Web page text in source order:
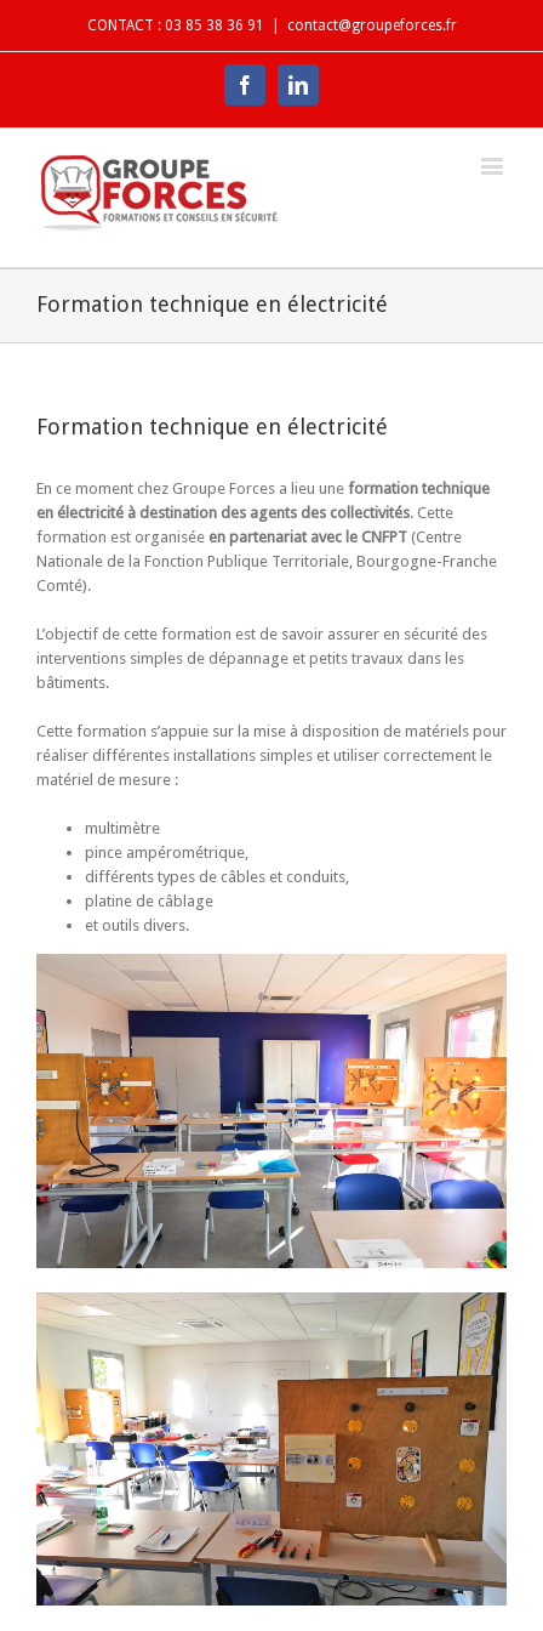
CONTACT : 03 85 38 36 91 contact@groupeforces.fr
FacebookLinkedin
Formation technique en électricité
Formation technique en électricité
En ce moment chez Groupe Forces a lieu une formation technique
en électricité à destination des agents des collectivités. Cette
formation est organisée en partenariat avec le CNFPT (Centre
Nationale de la Fonction Publique Territoriale, Bourgogne-Franche
Comté).
L’objectif de cette formation est de savoir assurer en sécurité des
interventions simples de dépannage et petits travaux dans les
bâtiments.
Cette formation s’appuie sur la mise à disposition de matériels pour
réaliser différentes installations simples et utiliser correctement le
matériel de mesure :
multimètre
pince ampérométrique,
différents types de câbles et conduits,
platine de câblage
et outils divers.